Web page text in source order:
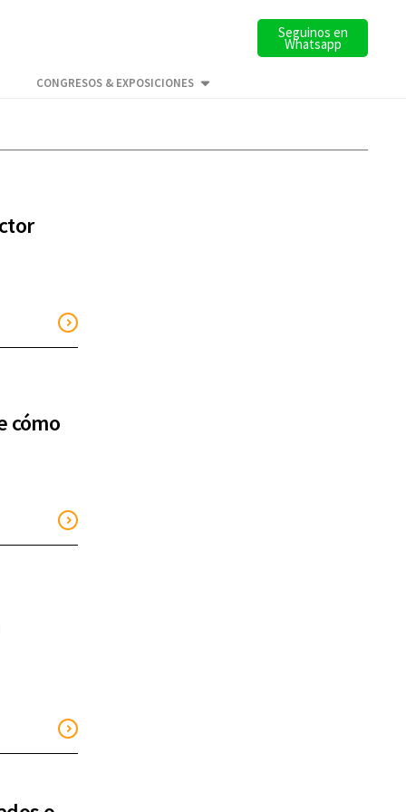
Seguinos en
Whatsapp
CONGRESOS & EXPOSICIONES
cómo